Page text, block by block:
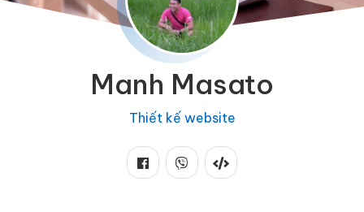
Manh Masato
Thiết kế website